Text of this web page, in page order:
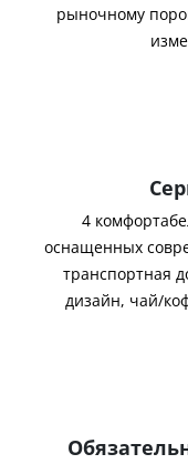
рыночному
4
оснащенных
транспортная
дизайн, чай/